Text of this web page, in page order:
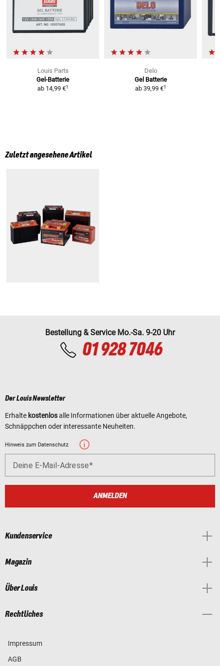
Louis Parts
Gel-Batterie
ab 14,99 €1
Delo
Gel Batterie
ab 39,99 €1
Zuletzt angesehene Artikel
Bestellung & Service Mo.-Sa. 9-20 Uhr
01 928 7046
Der Louis Newsletter
Erhalte kostenlosalle Informationen über aktuelle Angebote,
Schnäppchen oder interessante Neuheiten.
Hinweis zum Datenschutz
Deine E-Mail-Adresse
ANMELDEN
Kundenservice
Magazin
Über Louis
Rechtliches
Impressum
AGB